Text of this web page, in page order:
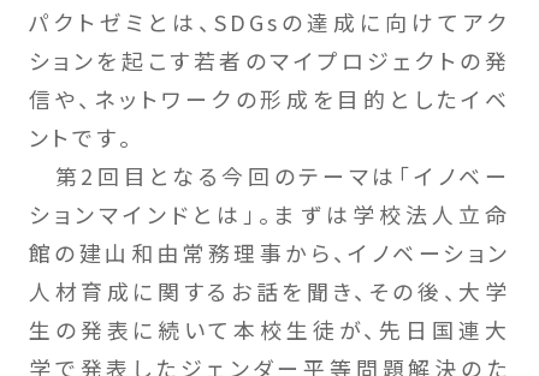
パクトゼミとは、SDGsの達成に向けてアク
ションを起こす若者のマイプロジェクトの発
信や、ネットワークの形成を目的としたイベ
ントです。
第2回目となる今回のテーマは「イノベー
ションマインドとは」。まずは学校法人立命
館の建山和由常務理事から、イノベーション
人材育成に関するお話を聞き、その後、大学
生の発表に続いて本校生徒が、先日国連大
学で発表したジェンダー平等問題解決のた